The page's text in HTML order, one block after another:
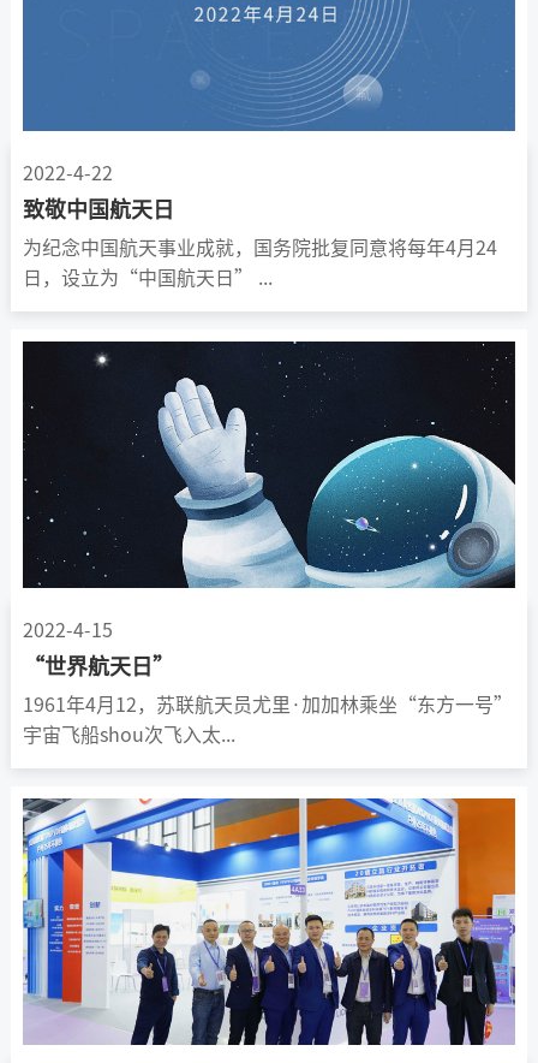
致敬中国航天日
为纪念中国航天事业成就，国务院批复同意将每年4月24
日，设立为“中国航天日” ...
2022-4-22
“世界航天日”
1961年4月12，苏联航天员尤里·加加林乘坐“东方一号”
宇宙飞船shou次飞入太...
2022-4-15